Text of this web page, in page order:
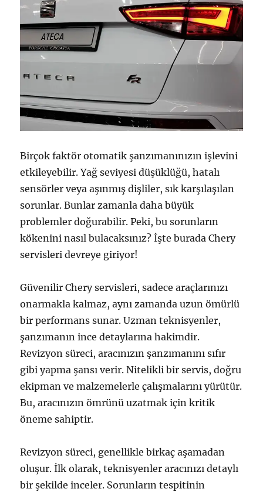
Birçok faktör otomatik şanzımanınızın işlevini
etkileyebilir. Yağ seviyesi düşüklüğü, hatalı
sensörler veya aşınmış dişliler, sık karşılaşılan
sorunlar. Bunlar zamanla daha büyük
problemler doğurabilir. Peki, bu sorunların
kökenini nasıl bulacaksınız? İşte burada Chery
servisleri devreye giriyor!
Güvenilir Chery servisleri, sadece araçlarınızı
onarmakla kalmaz, aynı zamanda uzun ömürlü
bir performans sunar. Uzman teknisyenler,
şanzımanın ince detaylarına hakimdir.
Revizyon süreci, aracınızın şanzımanını sıfır
gibi yapma şansı verir. Nitelikli bir servis, doğru
ekipman ve malzemelerle çalışmalarını yürütür.
Bu, aracınızın ömrünü uzatmak için kritik
öneme sahiptir.
Revizyon süreci, genellikle birkaç aşamadan
oluşur. İlk olarak, teknisyenler aracınızı detaylı
bir şekilde inceler. Sorunların tespitinin